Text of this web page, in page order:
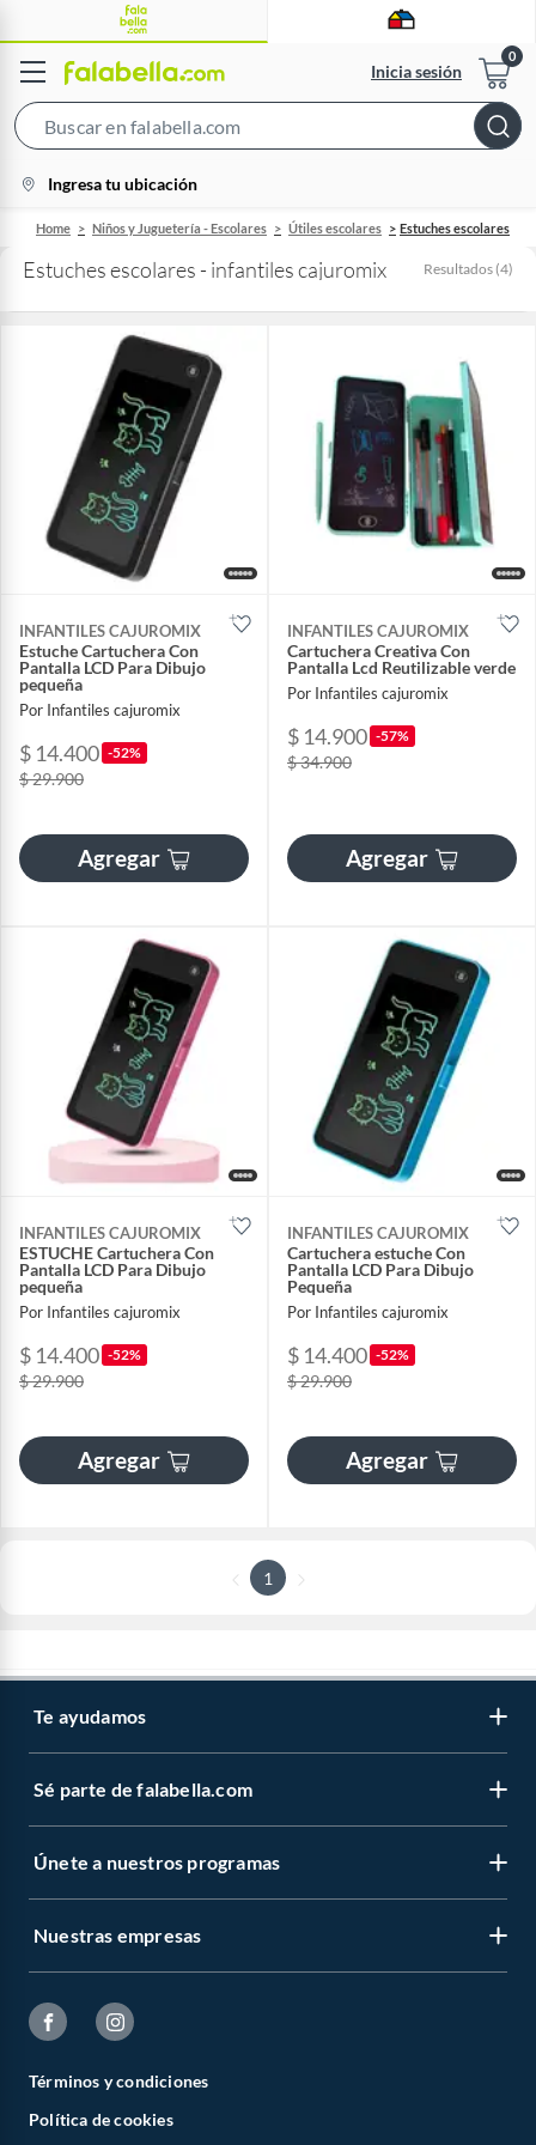
Inicia sesión
Bar
location-
icon
Ingresa tu ubicación
Home Niños y Juguetería - Escolares Útiles escolares Estuches escolares
Estuches escolares - infantiles cajuromix Resultados (4)
INFANTILES CAJUROMIX
Estuche Cartuchera Con
Pantalla LCD Para Dibujo
pequeña
Por Infantiles cajuromix
$ 14.400 -52%
$ 29.900
Agregar
INFANTILES CAJUROMIX
Cartuchera Creativa Con
Pantalla Lcd Reutilizable verde
Por Infantiles cajuromix
$ 14.900 -57%
$ 34.900
Agregar
INFANTILES CAJUROMIX
ESTUCHE Cartuchera Con
Pantalla LCD Para Dibujo
pequeña
Por Infantiles cajuromix
$ 14.400 -52%
$ 29.900
Agregar
INFANTILES CAJUROMIX
Cartuchera estuche Con
Pantalla LCD Para Dibujo
Pequeña
Por Infantiles cajuromix
$ 14.400 -52%
$ 29.900
Agregar
1
Te ayudamos
Sé parte de falabella.com
Únete a nuestros programas
Nuestras empresas
Términos y condiciones
Política de cookies